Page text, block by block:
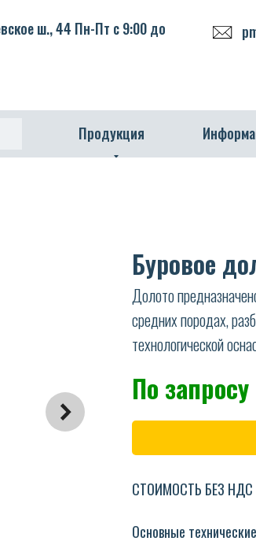
Продукция
ш., 44 Пн-Пт с 9:00 до
Буровое
Долото
средних породах,
технологической
По запросу
СТОИМОСТЬ БЕЗ НДС
Основные